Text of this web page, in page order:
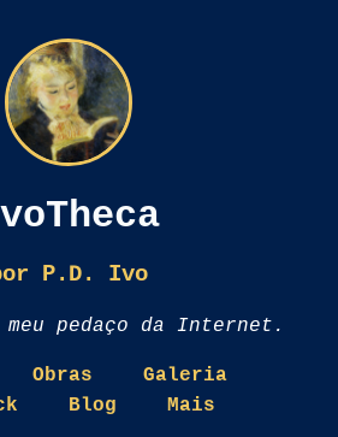
P.D. Ivo
meu pedaço da Internet.
Obras
Galeria
Blog Mais